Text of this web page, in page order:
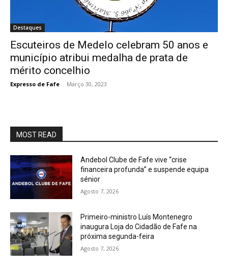
Destaques
Escuteiros de Medelo celebram 50 anos e
município atribui medalha de prata de
mérito concelhio
Expresso de Fafe - Março 30, 2023
MOST READ
Andebol Clube de Fafe vive “crise
financeira profunda” e suspende equipa
sénior
Agosto 7, 2026
Primeiro-ministro Luís Montenegro
inaugura Loja do Cidadão de Fafe na
próxima segunda-feira
Agosto 7, 2026